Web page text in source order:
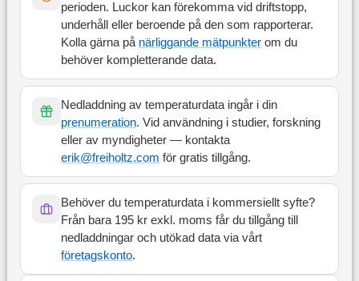
perioden. Luckor kan förekomma vid driftstopp,
underhåll eller beroende på den som rapporterar.
Kolla gärna på närliggande mätpunkterom du
behöver kompletterande data.
Nedladdning av temperaturdata ingår i din
prenumeration. Vid användning i studier, forskning
eller av myndigheter — kontakta
erik@freiholtz.com för gratis tillgång.
Behöver du temperaturdata i kommersiellt syfte?
Från bara 195 kr exkl. moms får du tillgång till
nedladdningar och utökad data via vårt
företagskonto.